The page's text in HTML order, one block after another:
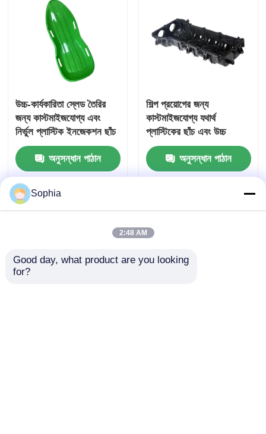
উচ্চ-কার্যকারিতা স্লেড তৈরির
জন্য কাস্টমাইজযোগ্য এবং
নির্ভুল প্লাস্টিক ইনজেকশন ছাঁচ
অনুসন্ধান পাঠান
শিল্প প্রয়োগের জন্য
কাস্টমাইজযোগ্য যথার্থ
প্লাস্টিকের ছাঁচ এবং উচ্চ
কার্যকারিতা প্লাস্টিকের অংশ
অনুসন্ধান পাঠান
Sophia
2:48 AM
Good day, what product are you looking
for?